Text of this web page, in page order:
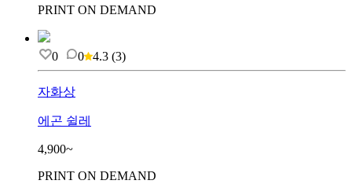
PRINT ON DEMAND
0 0 4.3 (3)
자화상
에곤 쉴레
4,900~
PRINT ON DEMAND